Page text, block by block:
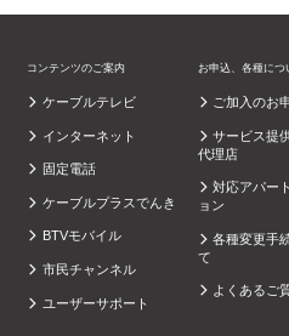
コンテンツのご案内
ケーブルテレビ
インターネット
固定電話
ケーブルプラスでんき
BTVモバイル
市民チャンネル
ユーザーサポート
お申込、各種につ
ご加入のお
サービス提
代理店
対応アパー
ョン
各種変更手
て
よくあるご